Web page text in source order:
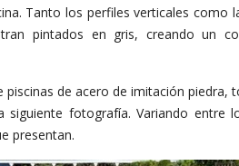
Tanto los perfiles verticales como
pintados en gris, creando un
de acero de imitación piedra,
siguiente fotografía. Variando entre
presentan.